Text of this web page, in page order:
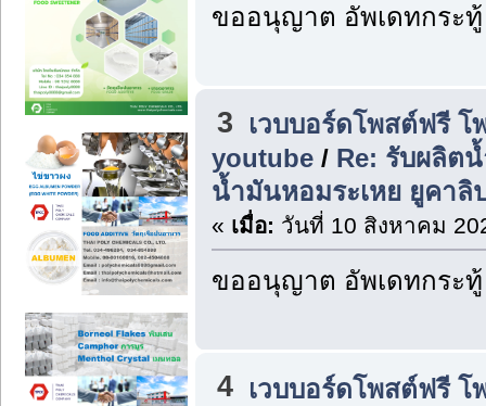
ขออนุญาต อัพเดทกระทู้
3
เวบบอร์ดโพสต์ฟรี โ
youtube/ Re: รับผลิต
น้ำมันหอมระเหย ยูคาลิ
« เมื่อ: วันที่ 10 สิงหาคม
ขออนุญาต อัพเดทกระทู้
4 เวบบอร์ดโพสต์ฟรี โ